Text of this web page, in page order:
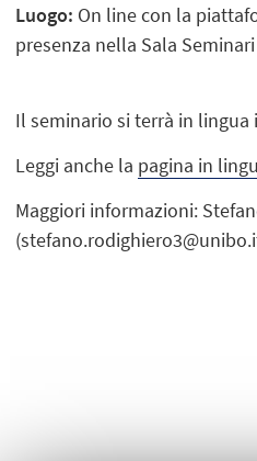
Luogo: On line con la
presenza nella Sala Seminari
Il seminario si terrà in lingua
Leggi anche la pagina in
Maggiori informazioni: